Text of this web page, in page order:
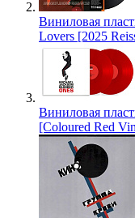
Виниловая
Lovers [2025
Виниловая
[Coloured Red